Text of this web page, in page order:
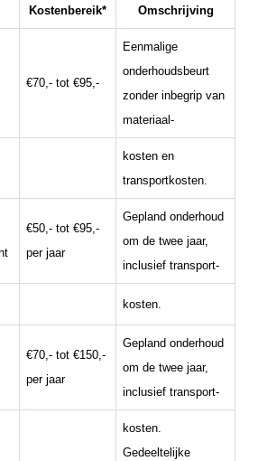
Kostenbereik* Omschrijving
€70,- tot €95,-
Eenmalige
onderhoudsbeurt
zonder inbegrip van
materiaal-
kosten en
transportkosten.
€50,- tot €95,-
per jaar
Gepland onderhoud
om de twee jaar,
inclusief transport-
kosten.
€70,- tot €150,-
per jaar
Gepland onderhoud
om de twee jaar,
inclusief transport-
kosten.
Gedeeltelijke